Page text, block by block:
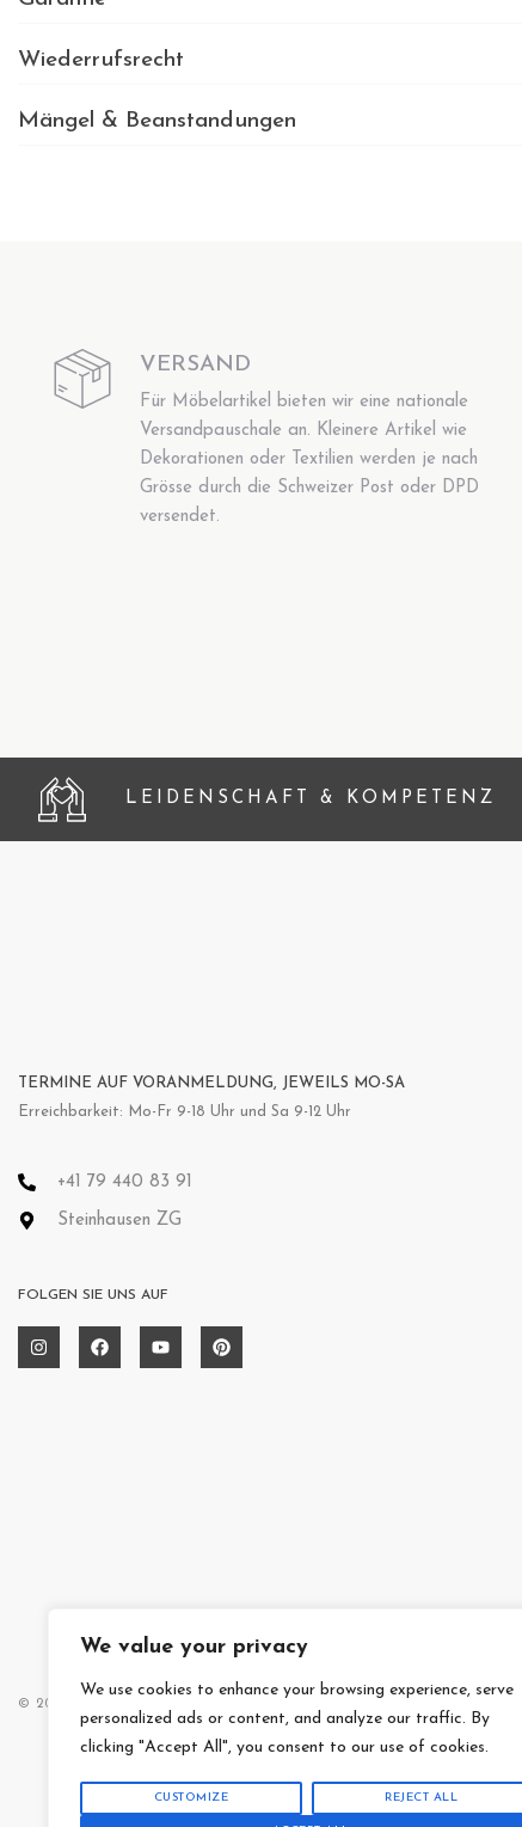
We value your privacy
We use cookies to enhance your browsing experience, serve
personalized ads or content, and analyze our traffic. By
clicking "Accept All", you consent to our use of cookies.
CUSTOMIZE REJECT ALL
Wiederrufsrecht
Mängel & Beanstandungen
VERSAND
Für Möbelartikel bieten wir eine nationale
Versandpauschale an. Kleinere Artikel wie
Dekorationen oder Textilien werden je nach
Grösse durch die Schweizer Post oder DPD
versendet.
LEIDENSCHAFT & KOMPETENZ
TERMINE AUF VORANMELDUNG, JEWEILS MO-SA
Erreichbarkeit: Mo-Fr 9-18 Uhr und Sa 9-12 Uhr
+41 79 440 83 91
Steinhausen ZG
FOLGEN SIE UNS AUF
© 2014 – 2025 MAISON RUIDINI